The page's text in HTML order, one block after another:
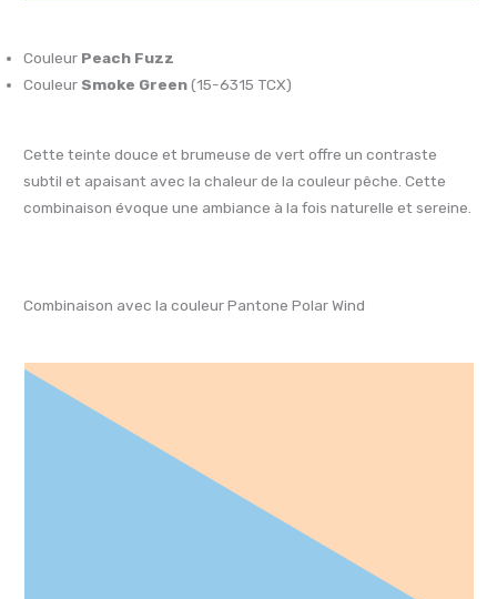
Couleur Peach Fuzz
Couleur Smoke Green(15-6315 TCX)
Cette teinte douce et brumeuse de vert offre un contraste
subtil et apaisant avec la chaleur de la couleur pêche. Cette
combinaison évoque une ambiance à la fois naturelle et sereine.
Combinaison avec la couleur Pantone Polar Wind